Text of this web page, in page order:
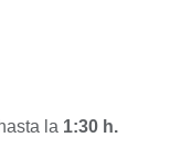
la 1:30 h.